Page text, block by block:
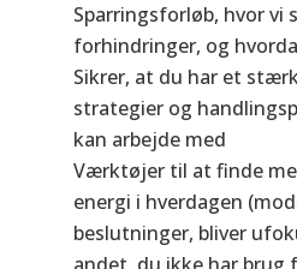
Sparringsforløb, hvor
forhindringer, og
Sikrer, at du har et
strategier og
kan arbejde med
Værktøjer til at finde
energi i hverdagen
beslutninger, bliver